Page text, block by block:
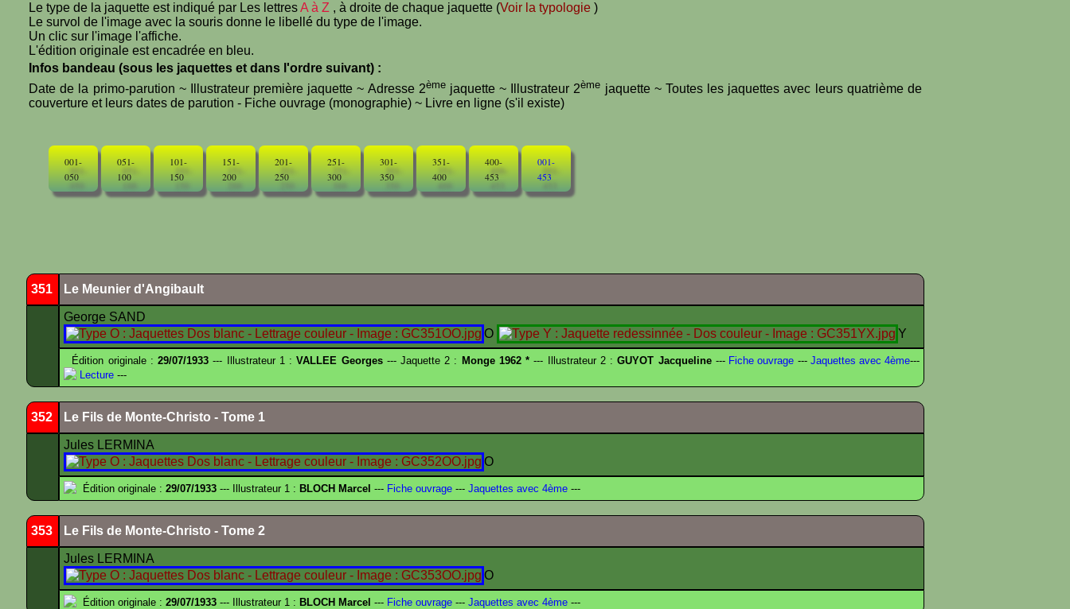
Le type de la jaquette est indiqué par Les lettresA à Z , à droite de chaque jaquette (Voir la typologie )
Le survol de l'image avec la souris donne le libellé du type de l'image.
Un clic sur l'image l'affiche.
L'édition originale est encadrée en bleu.
Infos bandeau (sous les jaquettes et dans l'ordre suivant) :
Date de la primo-parution ~ Illustrateur première jaquette ~ Adresse 2èmejaquette ~ Illustrateur 2ème jaquette ~ Toutes les jaquettes avec leurs quatrième de
couverture et leurs dates de parution - Fiche ouvrage (monographie) ~ Livre en ligne (s'il existe)
001-
050
051-
100
101-
150
151-
200
201-
250
251-
300
301-
350
351-
400
400-
453
001-
453
351 Le Meunier d'Angibault
George SAND
O
Y
Édition originale :29/07/1933 --- Illustrateur 1 :VALLEE Georges--- Jaquette 2 : Monge 1962 * --- Illustrateur 2 :GUYOT Jacqueline---Fiche ouvrage--- Jaquettes avec 4ème---
Lecture ---
352 Le Fils de Monte-Christo - Tome 1
Jules LERMINA
O
Édition originale : 29/07/1933 --- Illustrateur 1 : BLOCH Marcel --- Fiche ouvrage --- Jaquettes avec 4ème ---
353 Le Fils de Monte-Christo - Tome 2
Jules LERMINA
O
Édition originale : 29/07/1933 --- Illustrateur 1 : BLOCH Marcel --- Fiche ouvrage --- Jaquettes avec 4ème ---